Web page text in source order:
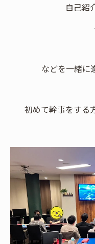
自己紹
などを一緒に
初めて幹事をする